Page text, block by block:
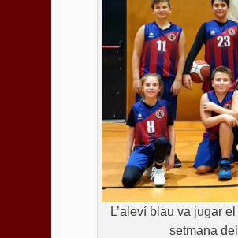
L’aleví blau va jugar
setmana